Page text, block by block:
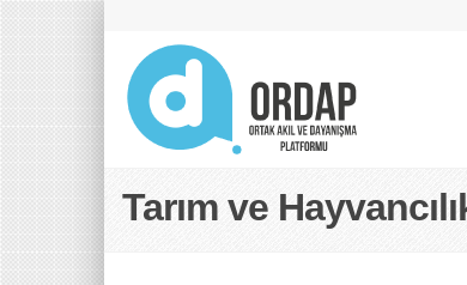
Tarım ve